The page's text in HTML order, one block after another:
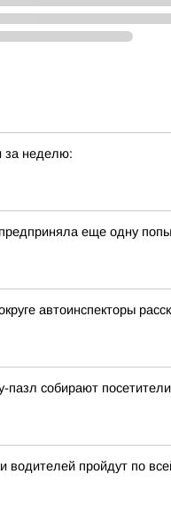
за неделю:
еще одну
автоинспекторы
собирают
водителей пройдут по